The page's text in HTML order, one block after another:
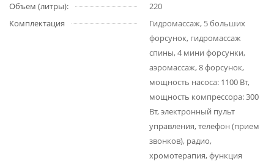
Объем (литры):
220
Комплектация
Гидромассаж, 5 больших
форсунок, гидромассаж
спины, 4 мини форсунки,
аэромассаж, 8 форсунок,
мощность насоса: 1100 Вт,
мощность компрессора: 300
Вт, электронный пульт
управления, телефон (прием
звонков), радио,
хромотерапия, функция